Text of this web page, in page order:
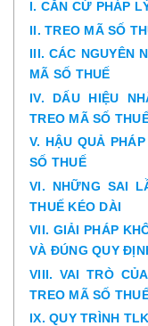
I. CĂN CỨ PHÁP
II. TREO MÃ SỐ
III. CÁC NGUYÊN
MÃ SỐ THUẾ
IV. DẤU HIỆU
TREO MÃ SỐ
V. HẬU QUẢ
SỐ THUẾ
VI. NHỮNG SAI
THUẾ KÉO DÀI
VII. GIẢI PHÁP
VÀ ĐÚNG QUY
VIII. VAI TRÒ
TREO MÃ SỐ
IX. QUY TRÌNH